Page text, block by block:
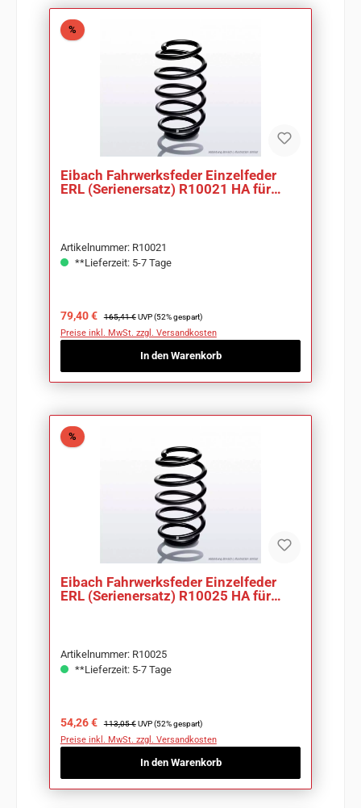
%Rabatt
Eibach Fahrwerksfeder Einzelfeder
ERL (Serienersatz) R10021 HA für
Artikelnummer: R10021
**Lieferzeit: 5-7 Tage
Verkaufspreis:
79,40 € Regulärer Preis:
165,41 € UVP (52% gespart)
Preise inkl. MwSt. zzgl. Versandkosten
In den Warenkorb
%Rabatt
Eibach Fahrwerksfeder Einzelfeder
ERL (Serienersatz) R10025 HA für
Artikelnummer: R10025
**Lieferzeit: 5-7 Tage
Verkaufspreis:
54,26 € Regulärer Preis:
113,05 € UVP (52% gespart)
Preise inkl. MwSt. zzgl. Versandkosten
In den Warenkorb